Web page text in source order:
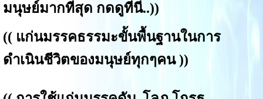
มนุษย์มากที่สุด กดดูที่นี่..))
(( แก่นมรรคธรรมะขั้นพื้นฐานในการ
ดำเนินชีวิตของมนุษย์ทุกๆคน))